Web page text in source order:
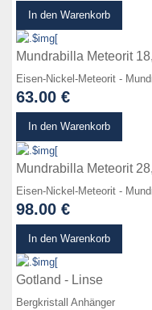
In den Warenkorb
Mundrabilla Meteorit
Eisen-Nickel-Meteorit -
63.00 €
In den Warenkorb
Mundrabilla Meteorit
Eisen-Nickel-Meteorit -
98.00 €
In den Warenkorb
Gotland - Linse
Bergkristall Anhänger